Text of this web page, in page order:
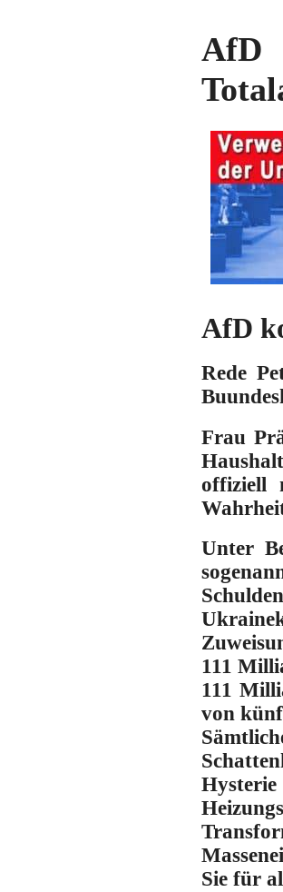
AfD
AfD
Rede
Frau
offiziell
Unter
111
111
von
Hysterie
Sie für